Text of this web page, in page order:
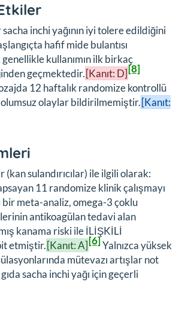
inchi yağının iyi tolere edildiğini
hafif mide bulantısı
kullanımın ilk birkaç
geçmektedir.[Kanıt: D][8]
12 haftalık randomize kontrollü
olaylar bildirilmemiştir.[Kanıt:
sulandırıcılar) ile ilgili olarak:
11 randomize klinik çalışmayı
bir meta-analiz, omega-3 çoklu
antikoagülan tedavi alan
kanama riski ile İLİŞKİLİ
etmiştir.[Kanıt: A][6]Yalnızca yüksek
mütevazı artışlar not
sacha inchi yağı için geçerli